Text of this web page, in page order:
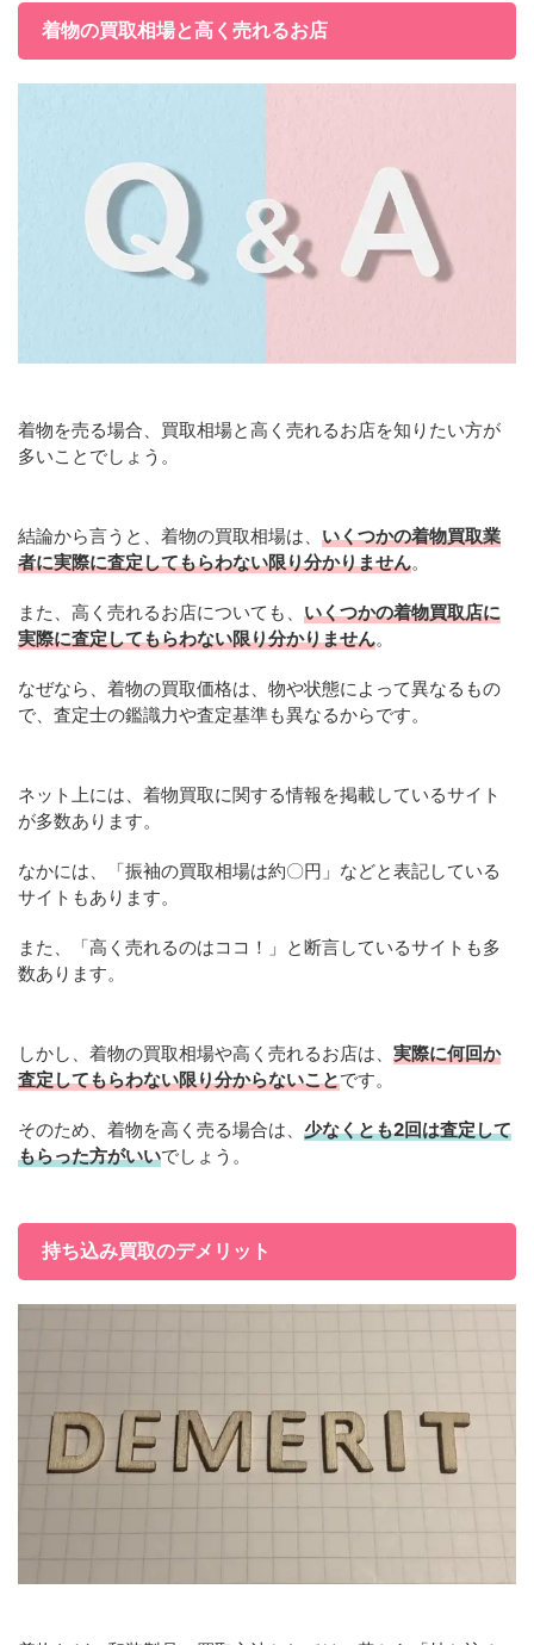
着物の買取相場と高く売れるお店
着物を売る場合、買取相場と高く売れるお店を知りたい方が
多いことでしょう。
結論から言うと、着物の買取相場は、 いくつかの着物買取業
者に実際に査定してもらわない限り分かりません。
また、高く売れるお店についても、 いくつかの着物買取店に
実際に査定してもらわない限り分かりません。
なぜなら、着物の買取価格は、物や状態によって異なるもの
で、査定士の鑑識力や査定基準も異なるからです。
ネット上には、着物買取に関する情報を掲載しているサイト
が多数あります。
なかには、「振袖の買取相場は約〇円」などと表記している
サイトもあります。
また、「高く売れるのはココ！」と断言しているサイトも多
数あります。
しかし、着物の買取相場や高く売れるお店は、 実際に何回か
査定してもらわない限り分からないことです。
そのため、着物を高く売る場合は、 少なくとも2回は査定して
もらった方がいいでしょう。
持ち込み買取のデメリット